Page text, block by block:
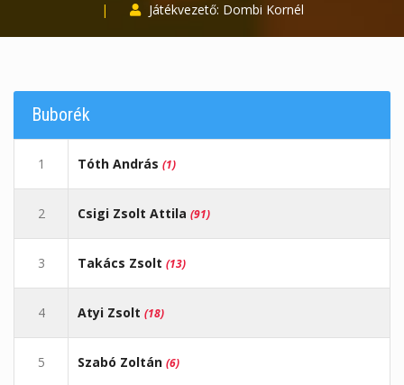
| Játékvezető: Dombi Kornél
Buborék
1 Tóth András (1)
2 Csigi Zsolt Attila (91)
3 Takács Zsolt (13)
4 Atyi Zsolt (18)
5 Szabó Zoltán (6)